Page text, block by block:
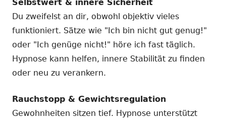
Selbstwert & innere Sicherheit
Du zweifelst an dir, obwohl objektiv vieles
funktioniert. Sätze wie "Ich bin nicht gut genug!"
oder "Ich genüge nicht!" höre ich fast täglich.
Hypnose kann helfen, innere Stabilität zu finden
oder neu zu verankern.
Rauchstopp & Gewichtsregulation
Gewohnheiten sitzen tief. Hypnose unterstützt